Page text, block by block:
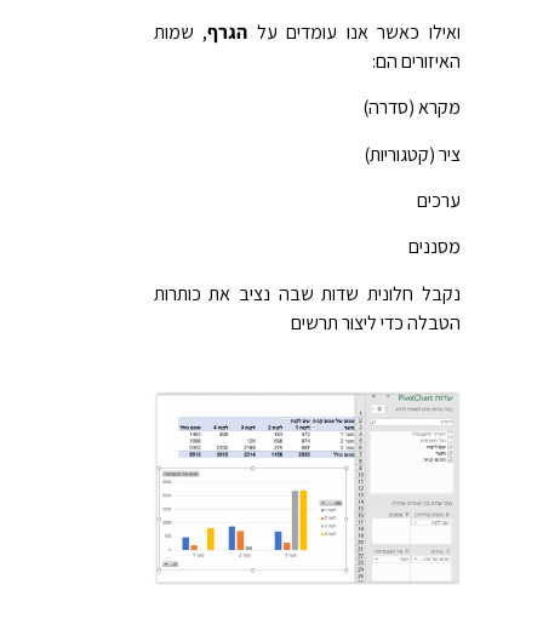
ואילו כאשר אנו עומדים על הגרף, שמות
האיזורים הם:
מקרא (סדרה)
ציר (קטגוריות)
ערכים
מסננים
נקבל חלונית שדות שבה נציב את כותרות
הטבלה כדי ליצור תרשים